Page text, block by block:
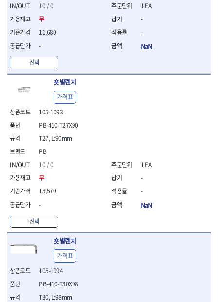
- 방폭플라이어
- 방폭가위
- 방폭스패너
- 방폭비트소켓
- 방폭아답타
- 방폭T렌치
- 방폭드라이버
- 방폭펀치
- 절연포지비트소켓
철공공구
- 볼트커터
- 항공가위
- 클램프
- 망치
- 볼핀망치
- 함마망치
- 도끼
- 판금망치
- 나일론무반동망치
- 플라스틱망치
- 고무망치
- 센타펀치
- 평치즐
- 핀펀치세트
10 / 0
무
11,680
-
선택
1 EA
-
-
NaN
숏별렌치
105-1093
PB
10 / 0
무
13,570
-
선택
PB-410-T27X90
T27, L:90mm
가격표
1 EA
-
-
NaN
숏별렌치
105-1094
PB-410-T30X98
T30, L:98mm
가격표